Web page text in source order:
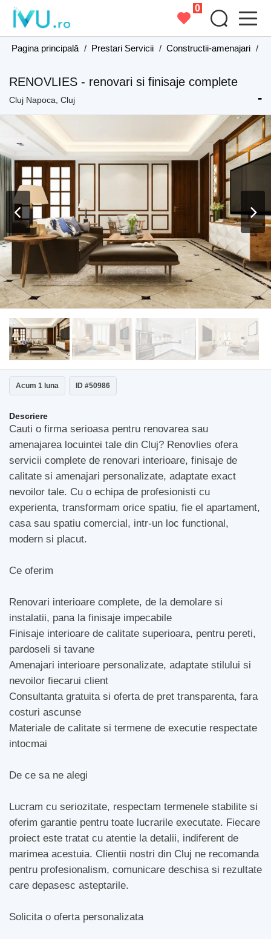
0
Pagina principală / Prestari Servicii / Constructii-amenajari /
RENOVLIES - renovari si finisaje complete
Cluj Napoca, Cluj -
Acum 1 luna ID #50986
Descriere
Cauti o firma serioasa pentru renovarea sau
amenajarea locuintei tale din Cluj? Renovlies ofera
servicii complete de renovari interioare, finisaje de
calitate si amenajari personalizate, adaptate exact
nevoilor tale. Cu o echipa de profesionisti cu
experienta, transformam orice spatiu, fie el apartament,
casa sau spatiu comercial, intr-un loc functional,
modern si placut.
Ce oferim
Renovari interioare complete, de la demolare si
instalatii, pana la finisaje impecabile
Finisaje interioare de calitate superioara, pentru pereti,
pardoseli si tavane
Amenajari interioare personalizate, adaptate stilului si
nevoilor fiecarui client
Consultanta gratuita si oferta de pret transparenta, fara
costuri ascunse
Materiale de calitate si termene de executie respectate
intocmai
De ce sa ne alegi
Lucram cu seriozitate, respectam termenele stabilite si
oferim garantie pentru toate lucrarile executate. Fiecare
proiect este tratat cu atentie la detalii, indiferent de
marimea acestuia. Clientii nostri din Cluj ne recomanda
pentru profesionalism, comunicare deschisa si rezultate
care depasesc asteptarile.
Solicita o oferta personalizata